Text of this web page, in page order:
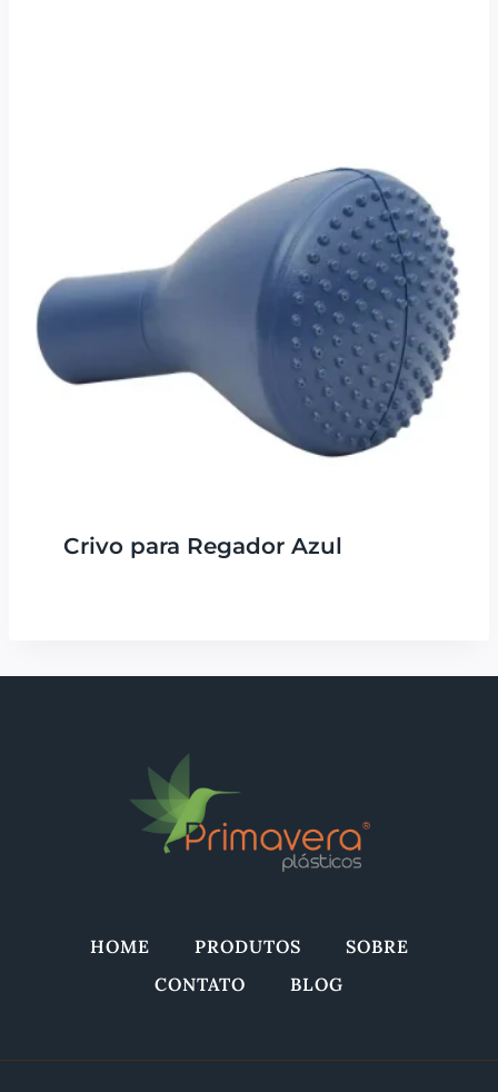
Crivo para Regador Azul
HOME PRODUTOS
SOBRE
CONTATO
BLOG